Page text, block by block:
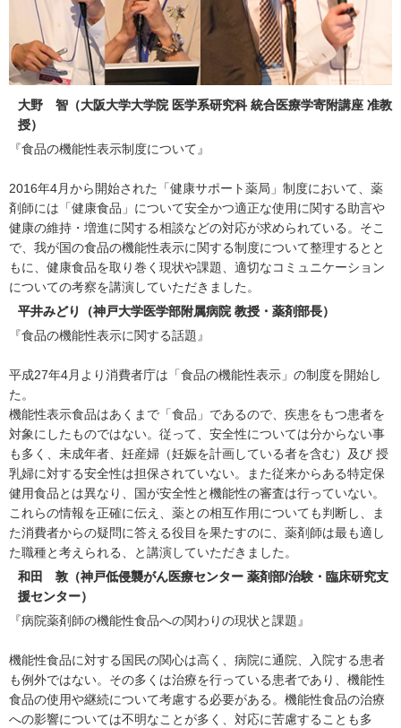
大野 智（大阪大学大学院 医学系研究科 統合医療学寄附講座 准教
授）
『食品の機能性表示制度について』
2016年4月から開始された「健康サポート薬局」制度において、薬
剤師には「健康食品」について安全かつ適正な使用に関する助言や
健康の維持・増進に関する相談などの対応が求められている。そこ
で、我が国の食品の機能性表示に関する制度について整理するとと
もに、健康食品を取り巻く現状や課題、適切なコミュニケーション
についての考察を講演していただきました。
平井みどり（神戸大学医学部附属病院 教授・薬剤部長）
『食品の機能性表示に関する話題』
平成27年4月より消費者庁は「食品の機能性表示」の制度を開始し
た。
機能性表示食品はあくまで「食品」であるので、疾患をもつ患者を
対象にしたものではない。従って、安全性については分からない事
も多く、未成年者、妊産婦（妊娠を計画している者を含む）及び 授
乳婦に対する安全性は担保されていない。また従来からある特定保
健用食品とは異なり、国が安全性と機能性の審査は行っていない。
これらの情報を正確に伝え、薬との相互作用についても判断し、ま
た消費者からの疑問に答える役目を果たすのに、薬剤師は最も適し
た職種と考えられる、と講演していただきました。
和田 敦（神戸低侵襲がん医療センター 薬剤部/治験・臨床研究支
援センター）
『病院薬剤師の機能性食品への関わりの現状と課題』
機能性食品に対する国民の関心は高く、病院に通院、入院する患者
も例外ではない。その多くは治療を行っている患者であり、機能性
食品の使用や継続について考慮する必要がある。機能性食品の治療
への影響については不明なことが多く、対応に苦慮することも多